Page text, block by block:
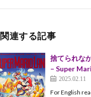
関連する記事
捨てられな
– Super
2025.02.11
For English